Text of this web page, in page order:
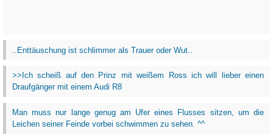
..Enttäuschung ist schlimmer als Trauer oder Wut..
>>Ich scheiß auf den Prinz mit weißem Ross ich will lieber einen
Draufgänger mit einem Audi R8
Man muss nur lange genug am Ufer eines Flusses sitzen, um die
Leichen seiner Feinde vorbei schwimmen zu sehen. ^^